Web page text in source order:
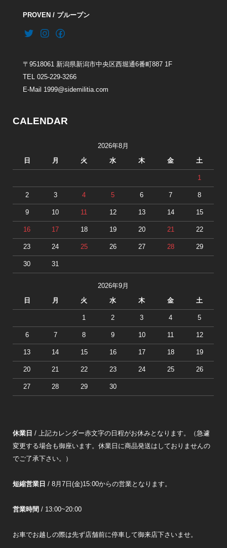
PROVEN / プループン
〒9518061 新潟県新潟市中央区西堀通6番町887 1F
TEL 025-229-3266
E-Mail 1999@sidemilitia.com
CALENDAR
2026年8月
日 月 火 水 木 金 土
1
2 3 4 5 6 7 8
9 10 11 12 13 14 15
16 17 18 19 20 21 22
23 24 25 26 27 28 29
30 31
2026年9月
日 月 火 水 木 金 土
1 2 3 4 5
6 7 8 9 10 11 12
13 14 15 16 17 18 19
20 21 22 23 24 25 26
27 28 29 30
休業日 / 上記カレンダー赤文字の日程がお休みとなります。（急遽
変更する場合も御座います。休業日に商品発送はしておりませんの
でご了承下さい。）
短縮営業日 / 8月7日(金)15:00からの営業となります。
営業時間 / 13:00~20:00
お車でお越しの際は先ず店舗前に停車して御来店下さいませ。